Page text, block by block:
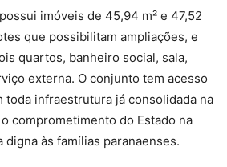
imóveis de 45,94 m² e 47,52
que possibilitam ampliações, e
quartos, banheiro social, sala,
externa. O conjunto tem acesso
toda infraestrutura já consolidada na
comprometimento do Estado na
digna às famílias paranaenses.